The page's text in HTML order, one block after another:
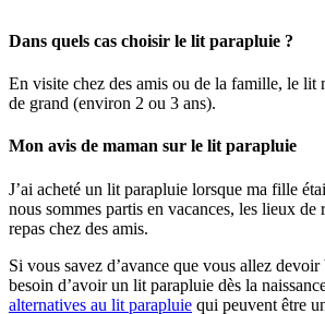
Dans quels cas choisir le lit parapluie ?
En visite chez des amis ou de la famille, le lit
de grand (environ 2 ou 3 ans).
Mon avis de maman sur le lit parapluie
J’ai acheté un lit parapluie lorsque ma fille
nous sommes partis en vacances, les lieux
repas chez des amis.
Si vous savez d’avance que vous allez
besoin d’avoir un lit parapluie dès la
alternatives au lit parapluie qui peuvent être